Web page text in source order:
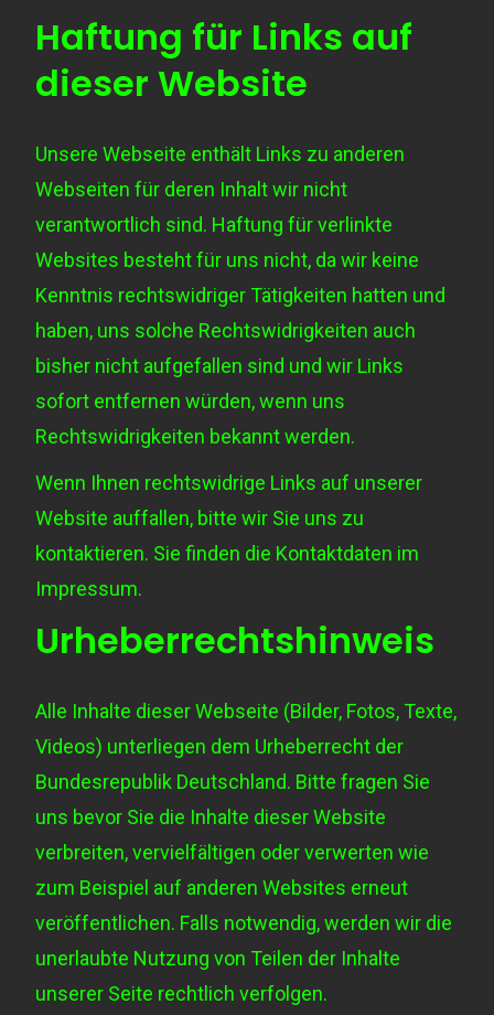
Haftung für Links auf
dieser Website
Unsere Webseite enthält Links zu anderen
Webseiten für deren Inhalt wir nicht
verantwortlich sind. Haftung für verlinkte
Websites besteht für uns nicht, da wir keine
Kenntnis rechtswidriger Tätigkeiten hatten und
haben, uns solche Rechtswidrigkeiten auch
bisher nicht aufgefallen sind und wir Links
sofort entfernen würden, wenn uns
Rechtswidrigkeiten bekannt werden.
Wenn Ihnen rechtswidrige Links auf unserer
Website auffallen, bitte wir Sie uns zu
kontaktieren. Sie finden die Kontaktdaten im
Impressum.
Urheberrechtshinweis
Alle Inhalte dieser Webseite (Bilder, Fotos, Texte,
Videos) unterliegen dem Urheberrecht der
Bundesrepublik Deutschland. Bitte fragen Sie
uns bevor Sie die Inhalte dieser Website
verbreiten, vervielfältigen oder verwerten wie
zum Beispiel auf anderen Websites erneut
veröffentlichen. Falls notwendig, werden wir die
unerlaubte Nutzung von Teilen der Inhalte
unserer Seite rechtlich verfolgen.